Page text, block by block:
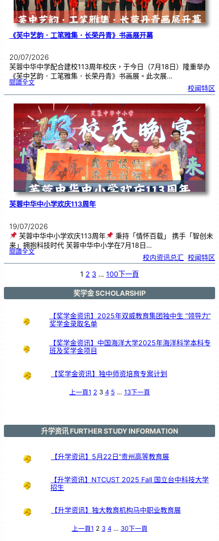
《芙中艺韵．工笔雅集．长荣丹青》书画展开幕
20/07/2026
芙蓉中华中学配合建校113周年校庆，于今日（7月18日）隆重举办
《芙中艺韵．工笔雅集．长荣丹青》书画展。此次展…
閱讀全文:《
艺
．
工
笔
雅
集
．
长
荣
丹
青
》
书
画
展
开
幕
校闻特区
芙蓉中华中小学欢庆113周年
19/07/2026
芙蓉中华中小学欢庆113周年
秉持「情怀百载」 携手「智创未
来」拥抱科技时代 芙蓉中华中小学在7月18日…
閱讀全文:芙
华
1
年
校内资讯总汇 校闻特区
1 2 3 … 100下一頁
奖学金 SCHOLARSHIP
【奖学金资讯】2025年双威教育集团独中生 “领导力”
奖学金录取名单
【奖学金资讯】中国海洋大学2025年海洋科学本科专
班及奖学金项目
【奖学金资讯】独中师资培育专案计划
上一頁1 2 3 4 5 … 13下一頁
升学资讯 FURTHER STUDY INFORMATION
【升学资讯】5月22日“贵州高等教育展
【升学资讯】NTCUST 2025 Fall 国立台中科技大学
招生
【升学资讯】独大教育机构马中职业教育展
上一頁1 2 3 4 … 30下一頁